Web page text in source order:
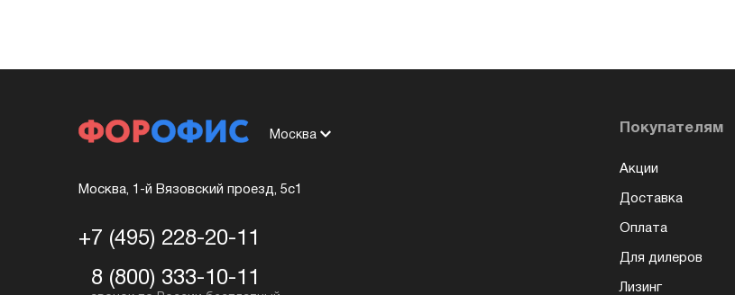
Москва
Москва, 1-й Вязовский проезд, 5с1
+7 (495) 228-20-11
8 (800) 333-10-11
Покупателям
Акции
Доставка
Оплата
Для дилеров
Лизинг